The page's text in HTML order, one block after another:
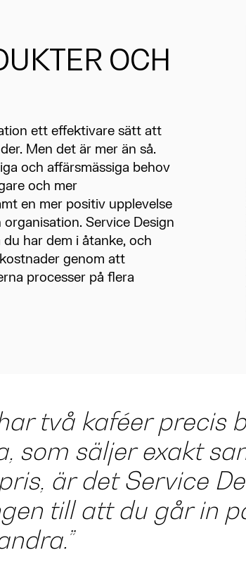
OCH
ett effektivare sätt att
Men det är mer än så.
och affärsmässiga behov
och mer
en mer positiv upplevelse
Service Design
har dem i åtanke, och
genom att
processer på flera
två kaféer precis
som säljer exakt
är det Service
till att du går in